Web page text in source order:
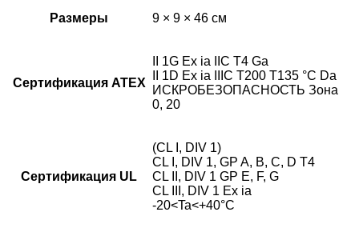
Размеры 9 × 9 × 46 см
Сертификация ATEX
II 1G Ex ia IIC T4 Ga
II 1D Ex ia IIIC T200 T135 °C Da
ИСКРОБЕЗОПАСНОСТЬ Зона
0, 20
Сертификация UL
(CL I, DIV 1)
CL I, DIV 1, GP A, B, C, D T4
CL II, DIV 1 GP E, F, G
CL III, DIV 1 Ex ia
-20<Ta<+40°C